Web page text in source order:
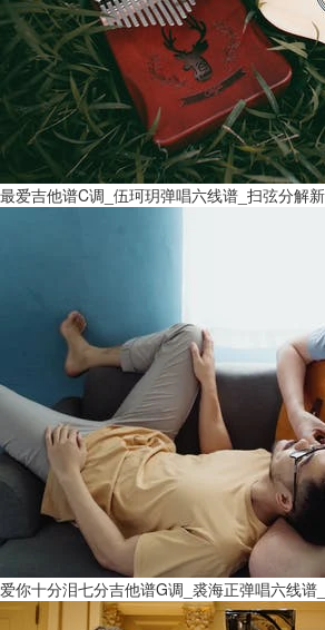
最爱吉他谱C调_伍珂玥弹唱六线谱_扫弦分解
爱你十分泪七分吉他谱G调_裘海正弹唱六线谱